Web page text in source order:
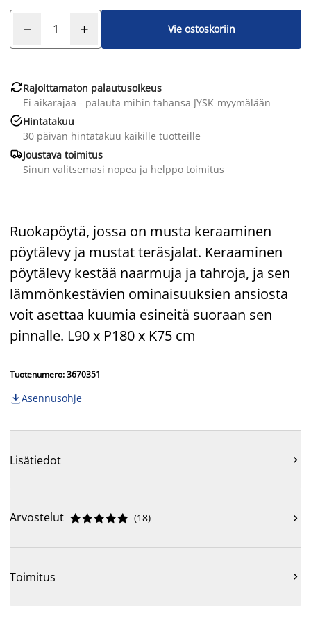
Vie ostoskoriin
Rajoittamaton palautusoikeus
Ei aikarajaa - palauta mihin tahansa JYSK-myymälään
Hintatakuu
30 päivän hintatakuu kaikille tuotteille
Joustava toimitus
Sinun valitsemasi nopea ja helppo toimitus
Ruokapöytä, jossa on musta keraaminen
pöytälevy ja mustat teräsjalat. Keraaminen
pöytälevy kestää naarmuja ja tahroja, ja sen
lämmönkestävien ominaisuuksien ansiosta
voit asettaa kuumia esineitä suoraan sen
pinnalle. L90 x P180 x K75 cm
Tuotenumero: 3670351
 Asennusohje
Lisätiedot 
Arvostelut 




 (18) 
Toimitus 